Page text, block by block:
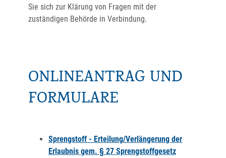
Sie sich zur Klärung von Fragen mit der
zuständigen Behörde in Verbindung.
ONLINEANTRAG UND
FORMULARE
Sprengstoff - Erteilung/Verlängerung der
Erlaubnis gem. § 27 Sprengstoffgesetz